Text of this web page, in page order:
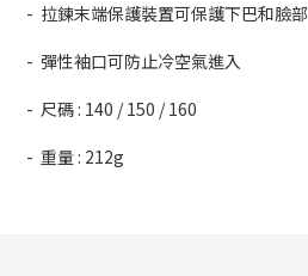
- 拉鍊末端保護裝置可保護下巴和臉部
- 彈性袖口可防止冷空氣進入
- 尺碼 : 140 / 150 / 160
- 重量 : 212g